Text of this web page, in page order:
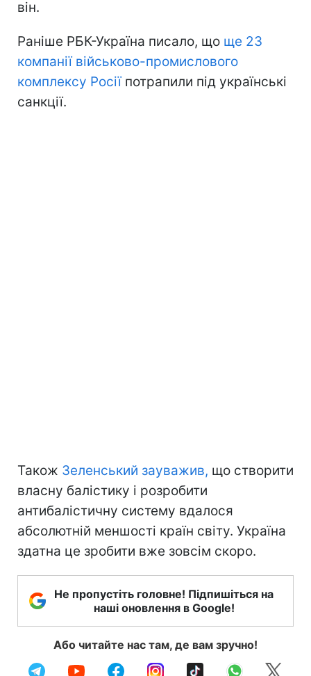
він.
Раніше РБК-Україна писало, що ще 23
компанії військово-промислового
комплексу Росіїпотрапили під українські
санкції.
Також Зеленський зауважив, що створити
власну балістику і розробити
антибалістичну систему вдалося
абсолютній меншості країн світу. Україна
здатна це зробити вже зовсім скоро.
Не пропустіть головне! Підпишіться на
наші оновлення в Google!
Або читайте нас там, де вам зручно!